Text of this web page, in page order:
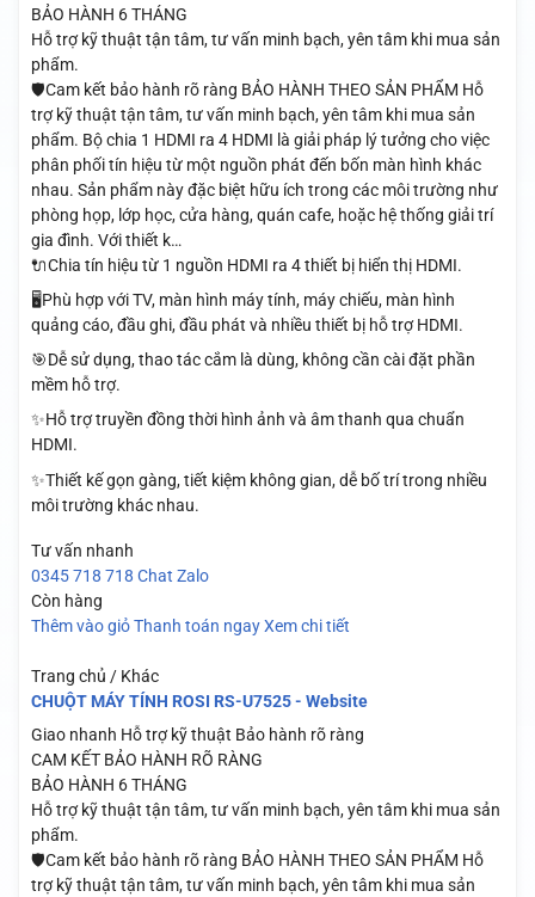
BẢO HÀNH 6 THÁNG
Hỗ trợ kỹ thuật tận tâm, tư vấn minh bạch, yên tâm khi mua sản
phẩm.
🛡️Cam kết bảo hành rõ ràng BẢO HÀNH THEO SẢN PHẨM Hỗ
trợ kỹ thuật tận tâm, tư vấn minh bạch, yên tâm khi mua sản
phẩm. Bộ chia 1 HDMI ra 4 HDMI là giải pháp lý tưởng cho việc
phân phối tín hiệu từ một nguồn phát đến bốn màn hình khác
nhau. Sản phẩm này đặc biệt hữu ích trong các môi trường như
phòng họp, lớp học, cửa hàng, quán cafe, hoặc hệ thống giải trí
gia đình. Với thiết k…
🔌Chia tín hiệu từ 1 nguồn HDMI ra 4 thiết bị hiển thị HDMI.
🖥️Phù hợp với TV, màn hình máy tính, máy chiếu, màn hình
quảng cáo, đầu ghi, đầu phát và nhiều thiết bị hỗ trợ HDMI.
🎯Dễ sử dụng, thao tác cắm là dùng, không cần cài đặt phần
mềm hỗ trợ.
✨Hỗ trợ truyền đồng thời hình ảnh và âm thanh qua chuẩn
HDMI.
✨Thiết kế gọn gàng, tiết kiệm không gian, dễ bố trí trong nhiều
môi trường khác nhau.
Tư vấn nhanh
0345 718 718 Chat Zalo
Còn hàng
Thêm vào giỏ Thanh toán ngay Xem chi tiết
Trang chủ / Khác
CHUỘT MÁY TÍNH ROSI RS-U7525 - Website
Giao nhanh Hỗ trợ kỹ thuật Bảo hành rõ ràng
CAM KẾT BẢO HÀNH RÕ RÀNG
BẢO HÀNH 6 THÁNG
Hỗ trợ kỹ thuật tận tâm, tư vấn minh bạch, yên tâm khi mua sản
phẩm.
🛡️Cam kết bảo hành rõ ràng BẢO HÀNH THEO SẢN PHẨM Hỗ
trợ kỹ thuật tận tâm, tư vấn minh bạch, yên tâm khi mua sản